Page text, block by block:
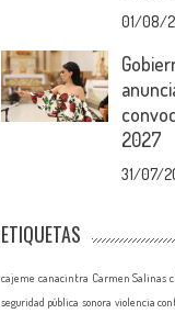
01/08/
2027
31/07/
ETIQUETAS
cajeme canacintra Carmen Salinas
seguridad pública sonora violencia